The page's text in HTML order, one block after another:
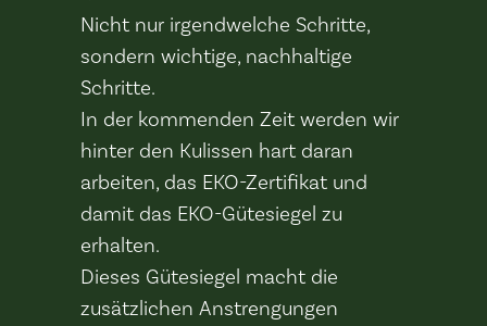
Nicht nur irgendwelche Schritte,
sondern wichtige, nachhaltige
Schritte.
In der kommenden Zeit werden wir
hinter den Kulissen hart daran
arbeiten, das EKO-Zertifikat und
damit das EKO-Gütesiegel zu
erhalten.
Dieses Gütesiegel macht die
zusätzlichen Anstrengungen